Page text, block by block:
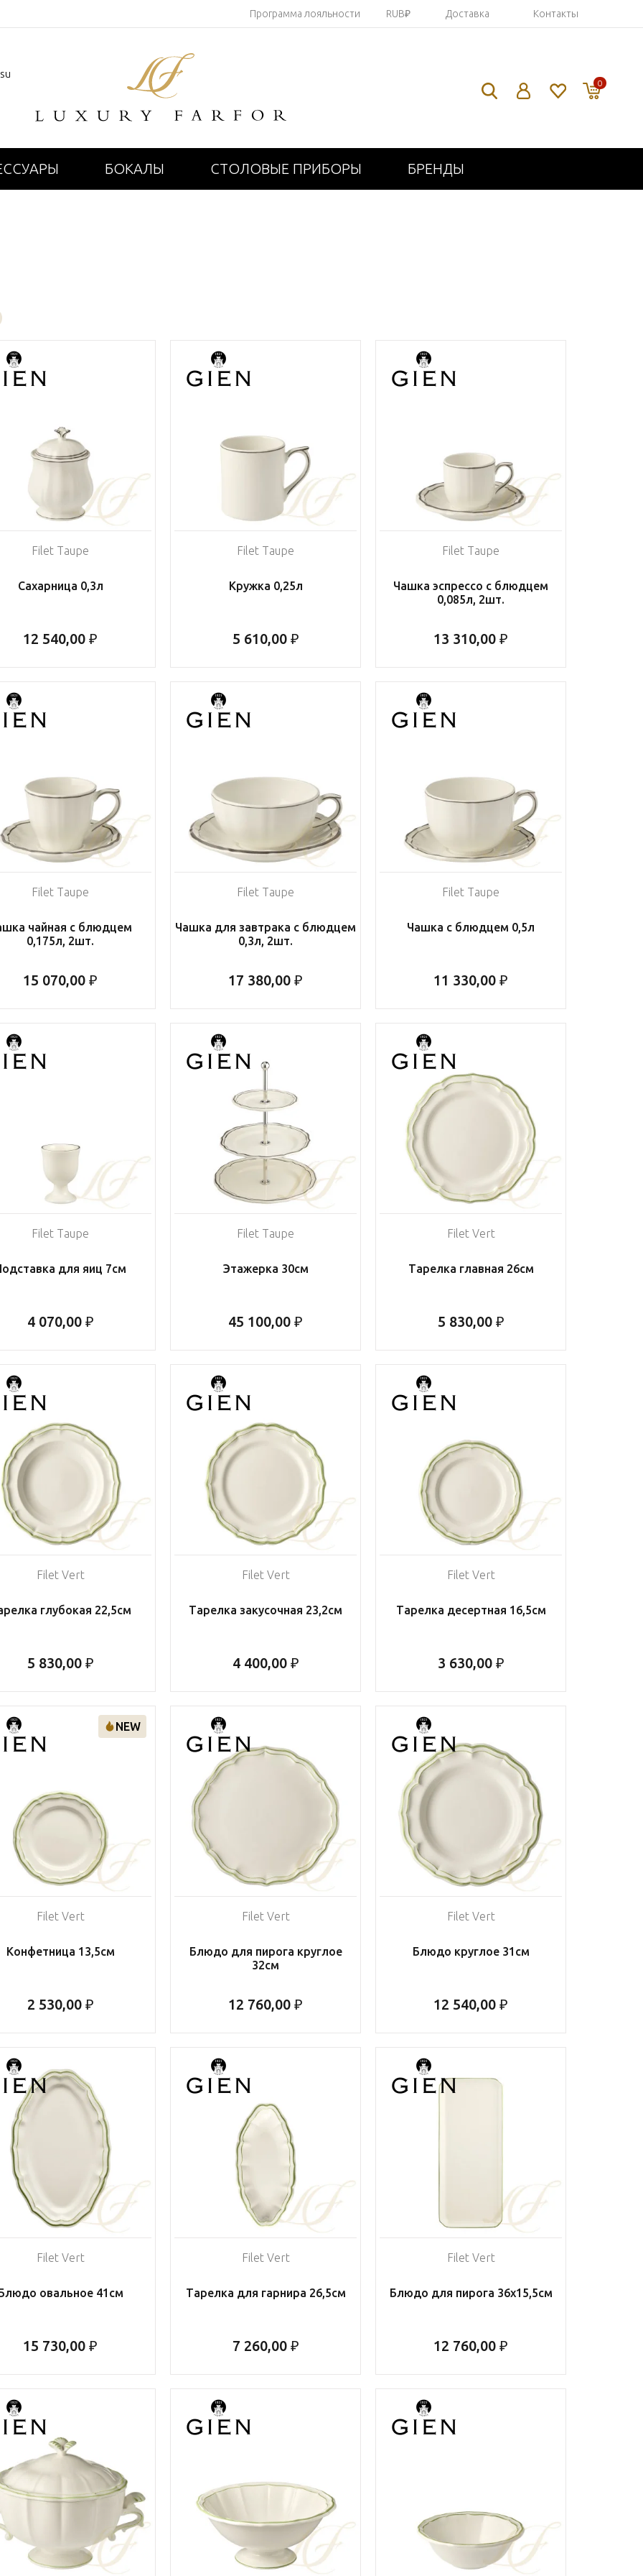
Программа лояльности RUB₽ Доставка Контакты
0
БОКАЛЫ СТОЛОВЫЕ ПРИБОРЫ БРЕНДЫ
Filet Taupe
Сахарница 0,3л
12 540,00 ₽
Filet Taupe
Кружка 0,25л
5 610,00 ₽
Filet Taupe
Чашка эспрессо с блюдцем
0,085л, 2шт.
13 310,00 ₽
Filet Taupe
чайная с блюдцем
0,175л, 2шт.
15 070,00 ₽
Filet Taupe
Чашка для завтрака с блюдцем
0,3л, 2шт.
17 380,00 ₽
Filet Taupe
Чашка с блюдцем 0,5л
11 330,00 ₽
Filet Taupe
для яиц 7см
4 070,00 ₽
Filet Taupe
Этажерка 30см
45 100,00 ₽
Filet Vert
Тарелка главная 26см
5 830,00 ₽
Filet Vert
глубокая 22,5см
5 830,00 ₽
Filet Vert
Тарелка закусочная 23,2см
4 400,00 ₽
Filet Vert
Тарелка десертная 16,5см
3 630,00 ₽
NEW
Filet Vert
Конфетница 13,5см
2 530,00 ₽
Filet Vert
Блюдо для пирога круглое
32см
12 760,00 ₽
Filet Vert
Блюдо круглое 31см
12 540,00 ₽
Filet Vert
овальное 41см
15 730,00 ₽
Filet Vert
Тарелка для гарнира 26,5см
7 260,00 ₽
Filet Vert
Блюдо для пирога 36х15,5см
12 760,00 ₽